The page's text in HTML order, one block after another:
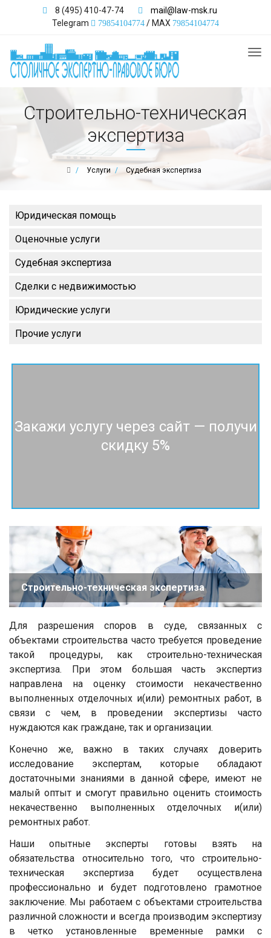
8 (495) 410-47-74
mail@law-msk.ru
Telegram
79854104774 / MAX 79854104774
Строительно-техническая
экспертиза
Услуги Судебная экспертиза
Юридическая помощь
Оценочные услуги
Судебная экспертиза
Сделки с недвижимостью
Юридические услуги
Прочие услуги
Закажи услугу через сайт — получи
скидку 5%
Строительно-техническая экспертиза
Для разрешения споров в суде, связанных с
объектами строительства часто требуется проведение
такой процедуры, как строительно-техническая
экспертиза. При этом большая часть экспертиз
направлена на оценку стоимости некачественно
выполненных отделочных и(или) ремонтных работ, в
связи с чем, в проведении экспертизы часто
нуждаются как граждане, так и организации.
Конечно же, важно в таких случаях доверить
исследование экспертам, которые обладают
достаточными знаниями в данной сфере, имеют не
малый оптыт и смогут правильно оценить стоимость
некачественно выполненных отделочных и(или)
ремонтных работ.
Наши опытные эксперты готовы взять на
обязательства относительно того, что строительно-
техническая экспертиза будет осуществлена
профессионально и будет подготовлено грамотное
заключение. Мы работаем с объектами строительства
различной сложности и всегда производим экспертизу
в четко установленные временные рамки с